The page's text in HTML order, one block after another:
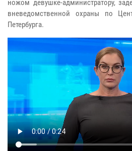
ножом девушке-администратору,
вневедомственной охраны по
Петербурга.